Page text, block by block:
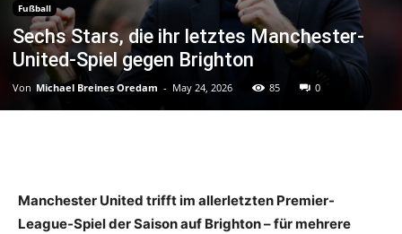
Fußball
Sechs Stars, die ihr letztes Manchester-
United-Spiel gegen Brighton
Von Michael Breines Oredam - May 24, 2026 85 0
Manchester United trifft im allerletzten Premier-
League-Spiel der Saison auf Brighton – für mehrere